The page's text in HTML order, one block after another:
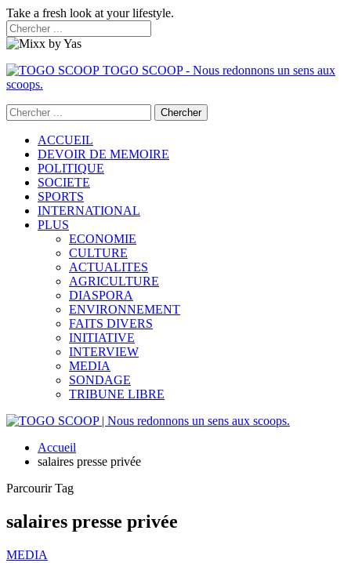
Take a fresh look at your lifestyle.
TOGO SCOOP - Nous redonnons un sens aux
scoops.
ACCUEIL
DEVOIR DE MEMOIRE
POLITIQUE
SOCIETE
SPORTS
INTERNATIONAL
PLUS
ECONOMIE
CULTURE
ACTUALITES
AGRICULTURE
DIASPORA
ENVIRONNEMENT
FAITS DIVERS
INITIATIVE
INTERVIEW
MEDIA
SONDAGE
TRIBUNE LIBRE
Accueil
salaires presse privée
Parcourir Tag
salaires presse privée
MEDIA